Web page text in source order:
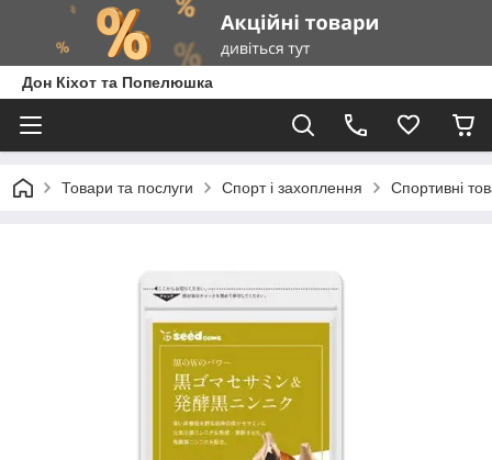
Дон Кіхот та Попелюшка
Товари та послуги Спорт і захоплення Спортивні